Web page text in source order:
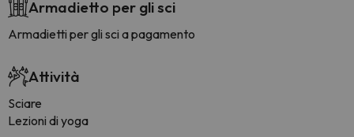
Armadietto per gli sci
Armadietti per gli sci a pagamento
Attività
Sciare
Lezioni di yoga